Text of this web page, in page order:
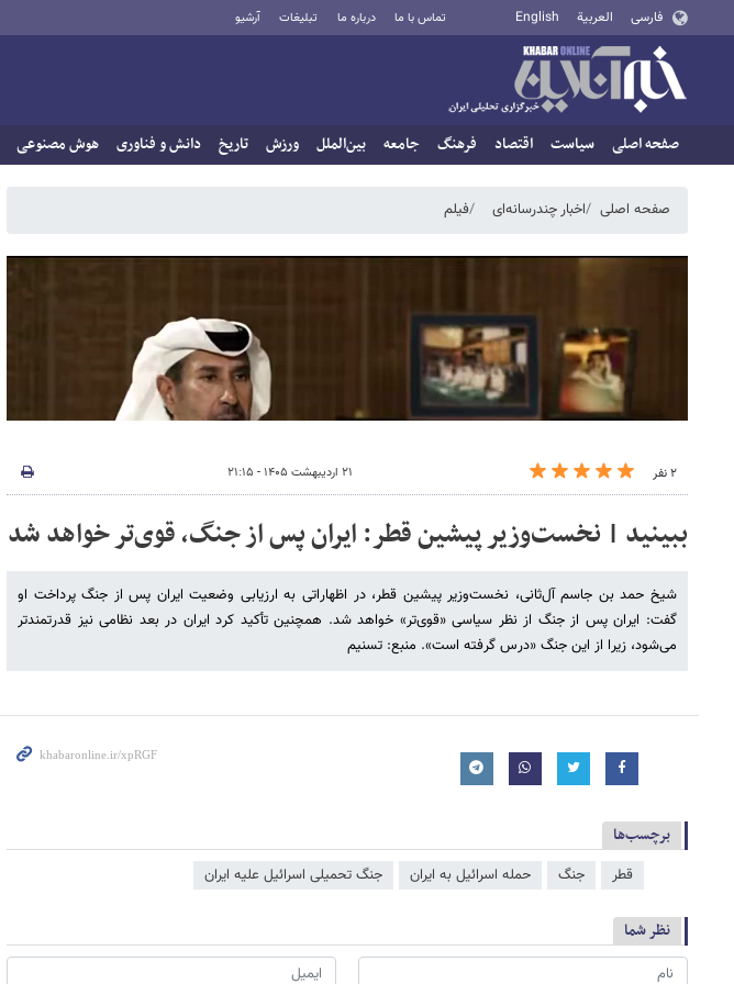
فارسی العربية English تماس با ما درباره ما تبلیغات آرشیو
صفحه اصلی سیاست اقتصاد فرهنگ جامعه بین‌الملل ورزش تاریخ دانش و فناوری هوش مصنوعی
صفحه اصلی اخبار چندرسانه‌ای فیلم
۲ نفر ۲۱ اردیبهشت ۱۴۰۵ - ۲۱:۱۵
ببینید | نخست‌وزیر پیشین قطر: ایران پس از جنگ، قوی‌تر خواهد شد
شیخ حمد بن جاسم آل‌ثانی، نخست‌وزیر پیشین قطر، در اظهاراتی به ارزیابی وضعیت ایران پس از جنگ پرداخت او
گفت: ایران پس از جنگ از نظر سیاسی «قوی‌تر» خواهد شد. همچنین تأکید کرد ایران در بعد نظامی نیز قدرتمندتر
می‌شود، زیرا از این جنگ «درس گرفته است». منبع: تسنیم
برچسب‌ها
قطر جنگ حمله اسرائیل به ایران جنگ تحمیلی اسرائیل علیه ایران
نظر شما